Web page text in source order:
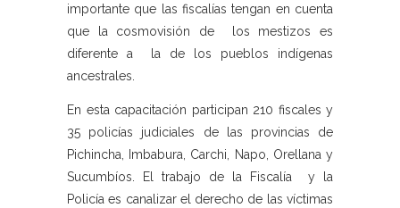
importante que las fiscalías tengan en cuenta
que la cosmovisión de los mestizos es
diferente a la de los pueblos indígenas
ancestrales.
En esta capacitación participan 210 fiscales y
35 policías judiciales de las provincias de
Pichincha, Imbabura, Carchi, Napo, Orellana y
Sucumbíos. El trabajo de la Fiscalía y la
Policía es canalizar el derecho de las víctimas